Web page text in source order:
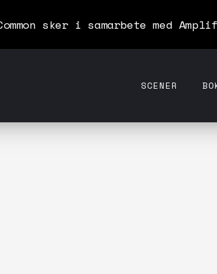
sker i samarbete med
SCENER